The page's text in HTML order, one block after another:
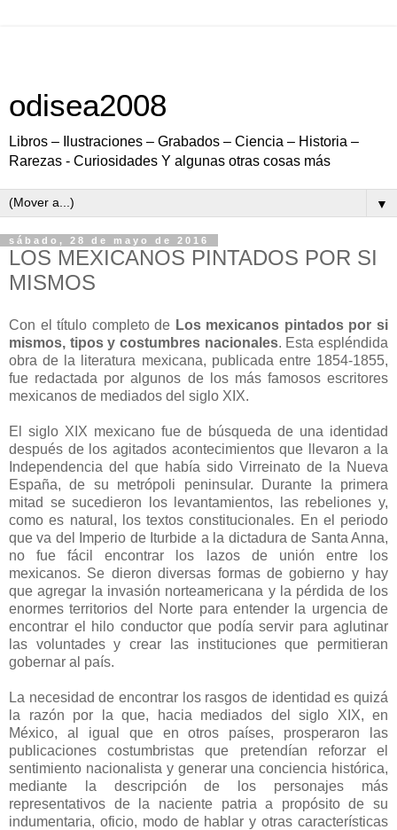
odisea2008
Libros – Ilustraciones – Grabados – Ciencia – Historia –
Rarezas - Curiosidades Y algunas otras cosas más
▼
sábado, 28 de mayo de 2016
LOS MEXICANOS PINTADOS POR SI
MISMOS
Con el título completo de Los mexicanos pintados por si
mismos, tipos y costumbres nacionales. Esta espléndida
obra de la literatura mexicana, publicada entre 1854-1855,
fue redactada por algunos de los más famosos escritores
mexicanos de mediados del siglo XIX.
El siglo XIX mexicano fue de búsqueda de una identidad
después de los agitados acontecimientos que llevaron a la
Independencia del que había sido Virreinato de la Nueva
España, de su metrópoli peninsular. Durante la primera
mitad se sucedieron los levantamientos, las rebeliones y,
como es natural, los textos constitucionales. En el periodo
que va del Imperio de Iturbide a la dictadura de Santa Anna,
no fue fácil encontrar los lazos de unión entre los
mexicanos. Se dieron diversas formas de gobierno y hay
que agregar la invasión norteamericana y la pérdida de los
enormes territorios del Norte para entender la urgencia de
encontrar el hilo conductor que podía servir para aglutinar
las voluntades y crear las instituciones que permitieran
gobernar al país.
La necesidad de encontrar los rasgos de identidad es quizá
la razón por la que, hacia mediados del siglo XIX, en
México, al igual que en otros países, prosperaron las
publicaciones costumbristas que pretendían reforzar el
sentimiento nacionalista y generar una conciencia histórica,
mediante la descripción de los personajes más
representativos de la naciente patria a propósito de su
indumentaria, oficio, modo de hablar y otras características